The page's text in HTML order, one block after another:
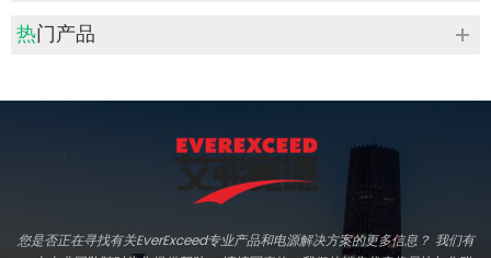
热门产品
您是否正在寻找有关EverExceed专业产品和电源解决方案的更多信息？ 我们有